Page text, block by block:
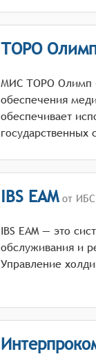
ТОРО
МИС ТОРО Олимп —
обеспечения
обеспечивает
государственных
IBS EAMот ИБС
IBS EAM — это
обслуживания и
Управление